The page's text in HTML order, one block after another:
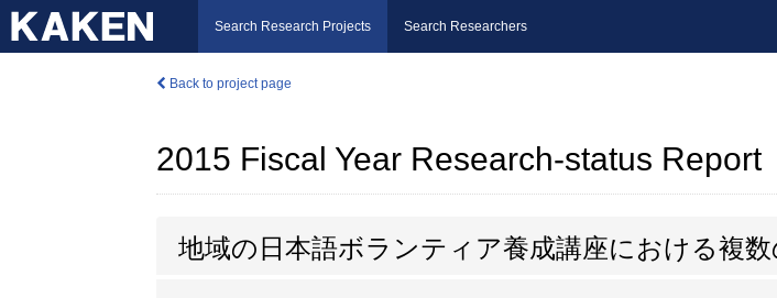
Search Research Projects Search Researchers
Back to project page
2015 Fiscal Year Research-status Report
地域の日本語ボランティア養成講座における複